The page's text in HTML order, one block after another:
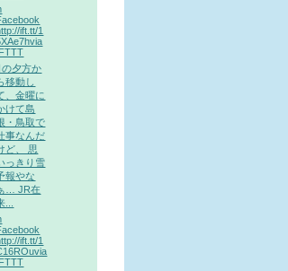
ift.tt/1
の夕方か
移動し
、金曜に
けて島
・鳥取で
事なんだ
ど、 思
っきり雪
報やな
… JR在
...
ift.tt/1
IFTTT